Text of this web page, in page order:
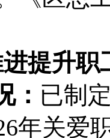
进提升
： 已制
年关爱